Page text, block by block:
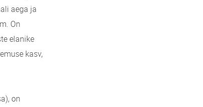
aega ja
On
elanike
kasv,
on